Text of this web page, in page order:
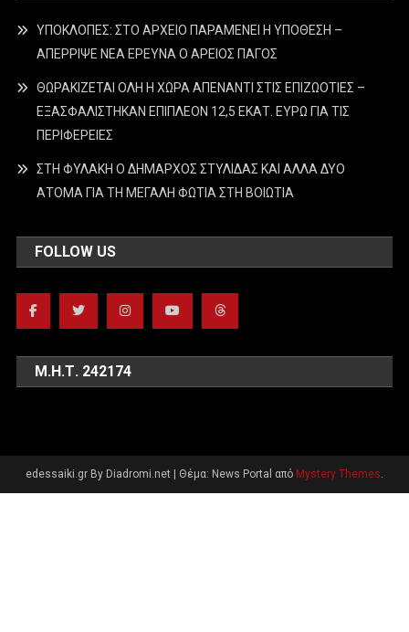
ΥΠΟΚΛΟΠΕΣ: ΣΤΟ ΑΡΧΕΙΟ ΠΑΡΑΜΕΝΕΙ Η ΥΠΟΘΕΣΗ –
ΑΠΕΡΡΙΨΕ ΝΕΑ ΕΡΕΥΝΑ Ο ΑΡΕΙΟΣ ΠΑΓΟΣ
ΘΩΡΑΚΙΖΕΤΑΙ ΟΛΗ Η ΧΩΡΑ ΑΠΕΝΑΝΤΙ ΣΤΙΣ ΕΠΙΖΩΟΤΙΕΣ –
ΕΞΑΣΦΑΛΙΣΤΗΚΑΝ ΕΠΙΠΛΕΟΝ 12,5 ΕΚΑΤ. ΕΥΡΩ ΓΙΑ ΤΙΣ
ΠΕΡΙΦΕΡΕΙΕΣ
ΣΤΗ ΦΥΛΑΚΗ Ο ΔΗΜΑΡΧΟΣ ΣΤΥΛΙΔΑΣ ΚΑΙ ΑΛΛΑ ΔΥΟ
ΑΤΟΜΑ ΓΙΑ ΤΗ ΜΕΓΑΛΗ ΦΩΤΙΑ ΣΤΗ ΒΟΙΩΤΙΑ
FOLLOW US
Μ.Η.Τ. 242174
edessaiki.gr By Diadromi.net Θέμα: News Portal από Mystery Themes.